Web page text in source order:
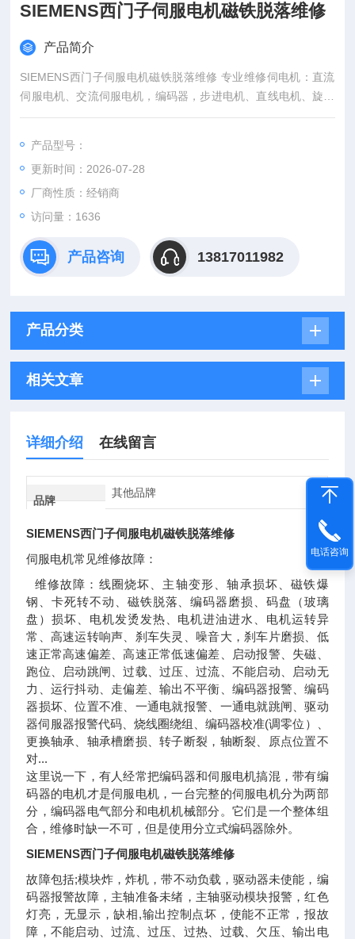
SIEMENS西门子伺服电机磁铁脱落维修
产品简介
SIEMENS西门子伺服电机磁铁脱落维修 专业维修伺电机：直流
伺服电机、交流伺服电机，编码器，步进电机、直线电机、旋转
变压器、测速电机、高速电机。
产品型号：
更新时间：2026-07-28
厂商性质：经销商
访问量：1636
产品咨询 13817011982
产品分类
相关文章
详细介绍 在线留言
品牌
其他品牌
SIEMENS西门子伺服电机磁铁脱落维修
伺服电机常见维修故障：
维修故障：线圈烧坏、主轴变形、轴承损坏、磁铁爆
钢、卡死转不动、磁铁脱落、编码器磨损、码盘（玻璃
盘）损坏、电机发烫发热、电机进油进水、电机运转异
常、高速运转响声、刹车失灵、噪音大，刹车片磨损、低
速正常高速偏差、高速正常低速偏差、启动报警、失磁、
跑位、启动跳闸、过载、过压、过流、不能启动、启动无
力、运行抖动、走偏差、输出不平衡、编码器报警、编码
器损坏、位置不准、一通电就报警、一通电就跳闸、驱动
器伺服器报警代码、烧线圈绕组、编码器校准(调零位）、
更换轴承、轴承槽磨损、转子断裂，轴断裂、原点位置不
对...
这里说一下，有人经常把编码器和伺服电机搞混，带有编
码器的电机才是伺服电机，一台完整的伺服电机分为两部
分，编码器电气部分和电机机械部分。它们是一个整体组
合，维修时缺一不可，但是使用分立式编码器除外。
SIEMENS西门子伺服电机磁铁脱落维修
故障包括;模块炸，炸机，带不动负载，驱动器未使能，编
码器报警故障，主轴准备未绪，主轴驱动模块报警，红色
灯亮，无显示，缺相,输出控制点坏，使能不正常，报故
障，不能启动、过流、过压、过热、过载、欠压、输出电
电话咨询